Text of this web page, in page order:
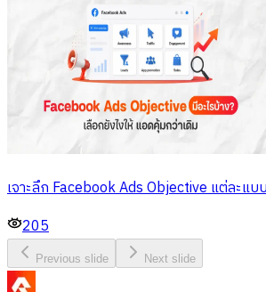
เจาะลึก Facebook Ads Objective แต่ละแ
205
Previous slide Next slide